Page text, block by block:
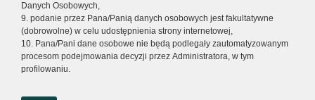
Danych Osobowych,
9. podanie przez Pana/Panią danych osobowych jest fakultatywne
(dobrowolne) w celu udostępnienia strony internetowej,
10. Pana/Pani dane osobowe nie będą podlegały zautomatyzowanym
procesom podejmowania decyzji przez Administratora, w tym
profilowaniu.